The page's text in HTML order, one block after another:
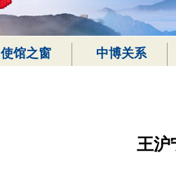
使馆之窗 中博关系
王沪